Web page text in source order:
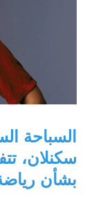
سكنلان،
بشأن